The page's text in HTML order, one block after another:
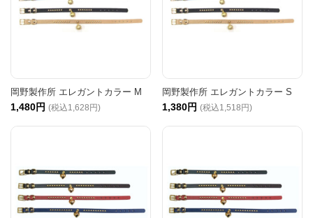
岡野製作所 エレガントカラー M
1,480円 (税込1,628円)
岡野製作所 エレガントカラー S
1,380円 (税込1,518円)